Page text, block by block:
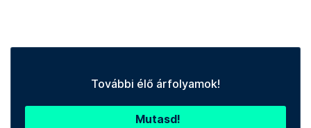
További élő árfolyamok!
Mutasd!